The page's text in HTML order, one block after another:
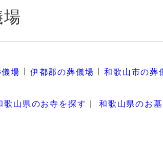
場 伊都郡の葬儀場 和歌山市の葬
歌山県のお寺を探す 和歌山県のお